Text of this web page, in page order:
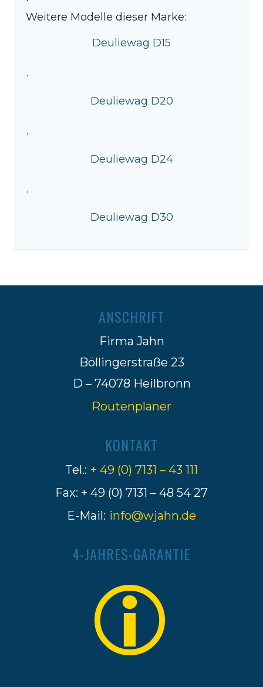
Weitere Modelle dieser Marke:
Deuliewag D15
·
Deuliewag D20
·
Deuliewag D24
·
Deuliewag D30
ANSCHRIFT
Firma Jahn
Böllingerstraße 23
D – 74078 Heilbronn
Routenplaner
KONTAKT
Tel.: + 49 (0) 7131 – 43 111
Fax: + 49 (0) 7131 – 48 54 27
E-Mail: info@wjahn.de
4-JAHRES-GARANTIE